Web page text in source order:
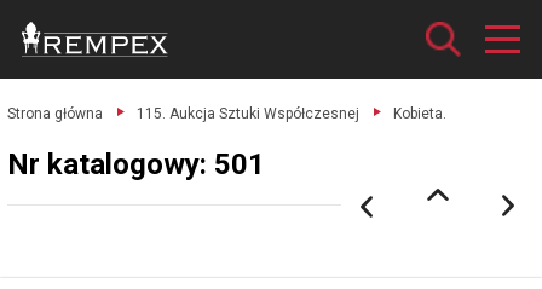
Strona główna 115. Aukcja Sztuki Współczesnej Kobieta.
Nr katalogowy: 501